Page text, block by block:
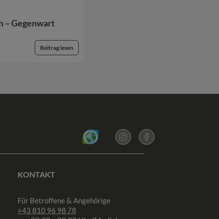
– Gegenwart
Beitrag lesen
KONTAKT
Für Betroffene & Angehörige
+43 810 96 98 78